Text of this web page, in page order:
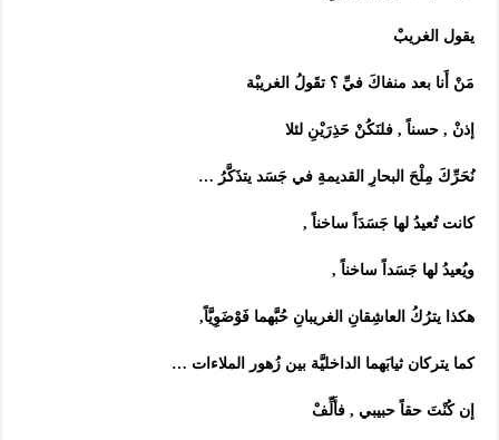
يقول الغريبْ
مَنْ أَنا بعد منفاكَ فيِّ ؟ تقَولُ الغريبْة
إذنْ , حسناً , فلنَكُنْ حَذِرَيْنِ لئلا
نُحَرِّكَ مِلْحَ البحارِ القديمةِ في جَسَد يتذَكَّرُ …
كانت تُعيدُ لها جَسَدَاً ساخناً ,
ويُعيدُ لها جَسَداً ساخناً ,
هكذا يترُكُ العاشِقانِ الغريبانِ حُبَّهما فَوْضَوِيَّاً,
كما يتركان ثيابَهما الداخليَّة بين زُهور الملاءات …
إن كُنْتَ حقاً حبيبي , فأَلِّفْ